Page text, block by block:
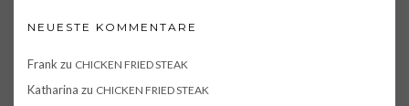
NEUESTE KOMMENTARE
Frank zu CHICKEN FRIED STEAK
Katharina zu CHICKEN FRIED STEAK